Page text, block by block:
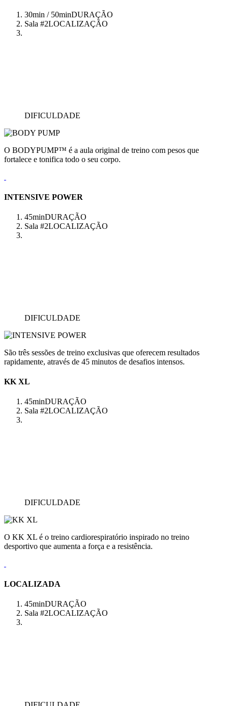
30min / 50minDURAÇÃO
Sala #2LOCALIZAÇÃO
DIFICULDADE
O BODYPUMP™ é a aula original de treino com pesos que
fortalece e tonifica todo o seu corpo.
INTENSIVE POWER
45minDURAÇÃO
Sala #2LOCALIZAÇÃO
DIFICULDADE
São três sessões de treino exclusivas que oferecem resultados
rapidamente, através de 45 minutos de desafios intensos.
KK XL
45minDURAÇÃO
Sala #2LOCALIZAÇÃO
DIFICULDADE
O KK XL é o treino cardiorespiratório inspirado no treino
desportivo que aumenta a força e a resistência.
LOCALIZADA
45minDURAÇÃO
Sala #2LOCALIZAÇÃO